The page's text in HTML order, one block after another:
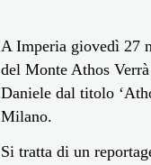
A Imperia giovedì 27
del Monte Athos
Daniele dal titolo
Milano.
Si tratta di un